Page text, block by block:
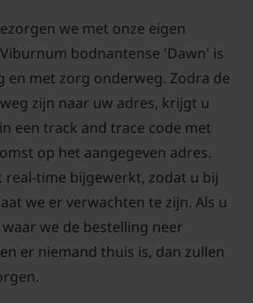
verplanten van de
de Sneeuwbal Dawn is relatief
te raden om af en toe oude en
om ruimte te maken voor
van deze heester kan
in de herfst of het vroege
we met onze eigen
bodnantense 'Dawn' is
en met zorg onderweg. Zodra de
zijn naar uw adres, krijgt u
een track and trace code met
op het aangegeven adres.
time bijgewerkt, zodat u bij
we er verwachten te zijn. Als u
we de bestelling neer
er niemand thuis is, dan zullen